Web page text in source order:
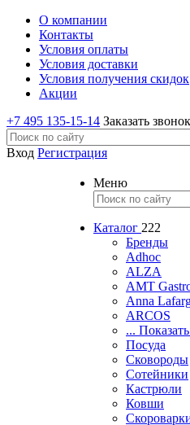
О компании
Контакты
Условия оплаты
Условия доставки
Условия получения скидок
Акции
+7 495 135-15-14 Заказать звонок
Вход Регистрация
Меню
Каталог 222
Бренды
Adhoc
ALZA
AMT
Anna
ARCOS
...
Посуда
Сковороды
Сотейники
Кастрюли
Ковши